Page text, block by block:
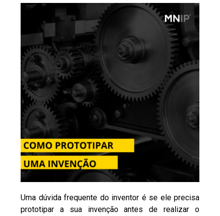
​Uma dúvida frequente do inventor é se ele precisa
prototipar a sua invenção antes de realizar o